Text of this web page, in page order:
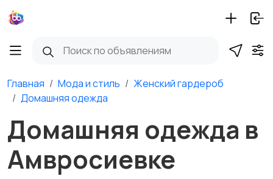
Главная Мода и стиль
Женский гардероб
Домашняя одежда
Домашняя одежда в
Амвросиевке